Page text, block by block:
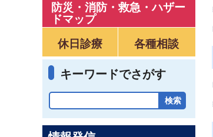
防災・消防・救急 ・ハザー
ドマップ
休日診療
各種相談
キーワードでさがす